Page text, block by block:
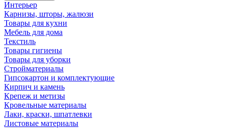
Интерьер
Карнизы, шторы, жалюзи
Товары для кухни
Мебель для дома
Текстиль
Товары гигиены
Товары для уборки
Стройматериалы
Гипсокартон и комплектующие
Кирпич и камень
Крепеж и метизы
Кровельные материалы
Лаки, краски, шпатлевки
Листовые материалы